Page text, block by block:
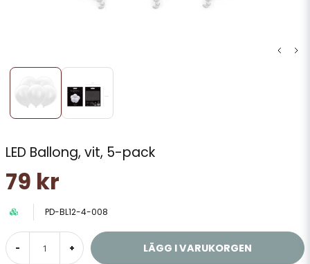
LED Ballong, vit, 5-pack
79 kr
PD-BL12-4-008
- + LÄGG I VARUKORGEN